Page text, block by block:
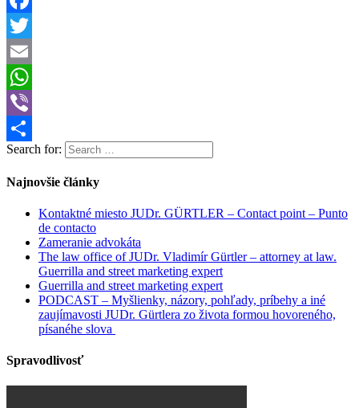
Facebook
Twitter
Email
WhatsApp
Viber
Share
Search for:
Najnovšie články
Kontaktné miesto JUDr. GÜRTLER – Contact point – Punto
de contacto
Zameranie advokáta
The law office of JUDr. Vladimír Gürtler – attorney at law.
Guerrilla and street marketing expert
Guerrilla and street marketing expert
PODCAST – Myšlienky, názory, pohľady, príbehy a iné
zaujímavosti JUDr. Gürtlera zo života formou hovoreného,
písanéhe slova
Spravodlivosť